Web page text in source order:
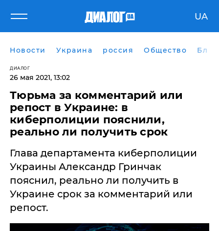
UA
Новости Украина россия Общество
ДИАЛОГ
26 мая 2021, 13:02
Тюрьма за комментарий или
репост в Украине: в
киберполиции пояснили,
реально ли получить срок
Глава департамента киберполиции
Украины Александр Гринчак
пояснил, реально ли получить в
Украине срок за комментарий или
репост.